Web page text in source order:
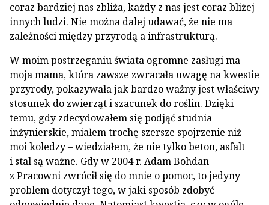
coraz bardziej nas zbliża, każdy z nas jest coraz bliżej
innych ludzi. Nie można dalej udawać, że nie ma
zależności między przyrodą a infrastrukturą.
W moim postrzeganiu świata ogromne zasługi ma
moja mama, która zawsze zwracała uwagę na kwestie
przyrody, pokazywała jak bardzo ważny jest właściwy
stosunek do zwierząt i szacunek do roślin. Dzięki
temu, gdy zdecydowałem się podjąć studnia
inżynierskie, miałem trochę szersze spojrzenie niż
moi koledzy – wiedziałem, że nie tylko beton, asfalt
i stal są ważne. Gdy w 2004 r. Adam Bohdan
z Pracowni zwrócił się do mnie o pomoc, to jedyny
problem dotyczył tego, w jaki sposób zdobyć